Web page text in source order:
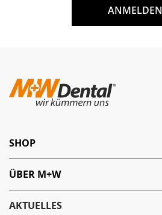
ANMELDEN
SHOP
ÜBER M+W
AKTUELLES